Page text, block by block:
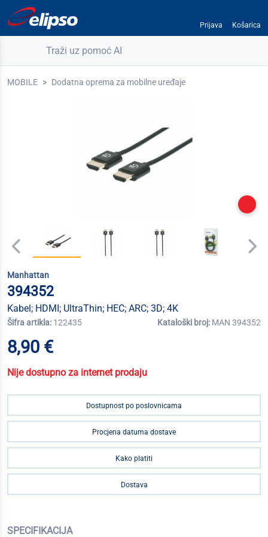
Prijava Košarica
Traži uz pomoć AI
MOBILE Dodatna oprema za mobilne uređaje
Manhattan
394352
Kabel; HDMI; UltraThin; HEC; ARC; 3D; 4K
Šifra artikla: 122435 Kataloški broj: MAN 394352
8,90 €
Nije dostupno za internet prodaju
Dostupnost po poslovnicama
Procjena datuma dostave
Kako platiti
Dostava
SPECIFIKACIJA